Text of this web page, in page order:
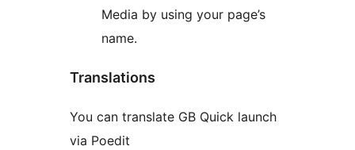
Media by using your page’s
name.
Translations
You can translate GB Quick launch
via Poedit